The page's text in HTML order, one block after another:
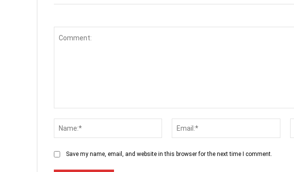
Save my name, email, and website in this browser for the next time I comment.